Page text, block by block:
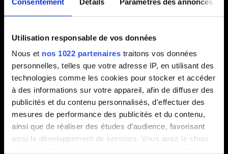
Utilisation responsable de vos données
Nous et nos 1022 partenaires traitons vos données
personnelles, telles que votre adresse IP, en utilisant des
technologies comme les cookies pour stocker et accéder
à des informations sur votre appareil, afin de diffuser des
publicités et du contenu personnalisés, d'effectuer des
mesures de performance des publicités et du contenu,
ainsi que de réaliser des études d’audience, favorisant
ainsi le développement de services. Vous avez le choix
Si vous avez installé des mods, commencez par les
désinstaller.
Une fois cette étape accomplie, rendez-vous dans le
dossier d'installation de The Witcher 3 (Steam/GOG/Epic
Games Store) et supprimez le dossier du DLC.
Vérifiez ensuite l'intégrité du cache du jeu, comme
expliquéici.